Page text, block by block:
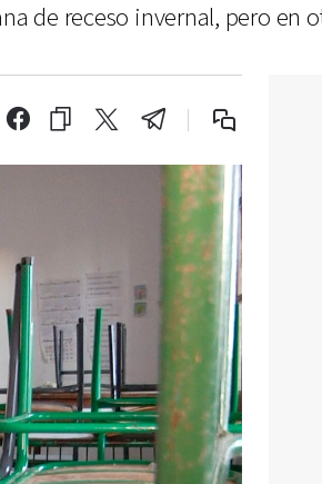
de receso invernal, pero en